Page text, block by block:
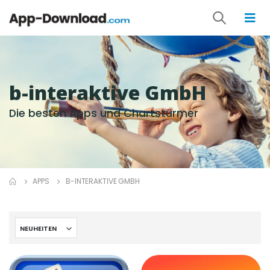
b-interaktive GmbH
Die besten Apps und Chartstürmer
APPS B-INTERAKTIVE GMBH